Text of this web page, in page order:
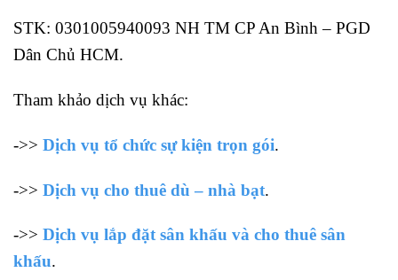
STK: 0301005940093 NH TM CP An Bình – PGD
Dân Chủ HCM.
Tham khảo dịch vụ khác:
->> Dịch vụ tổ chức sự kiện trọn gói.
->> Dịch vụ cho thuê dù – nhà bạt.
->> Dịch vụ lắp đặt sân khấu và cho thuê sân
khấu.